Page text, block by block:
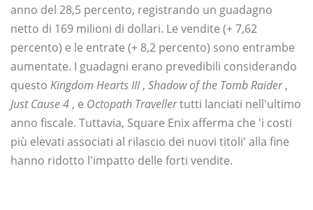
anno del 28,5 percento, registrando un guadagno
netto di 169 milioni di dollari. Le vendite (+ 7,62
percento) e le entrate (+ 8,2 percento) sono entrambe
aumentate. I guadagni erano prevedibili considerando
questo Kingdom Hearts III, Shadow of the Tomb Raider,
Just Cause 4 , e Octopath Travellertutti lanciati nell'ultimo
anno fiscale. Tuttavia, Square Enix afferma che 'i costi
più elevati associati al rilascio dei nuovi titoli' alla fine
hanno ridotto l'impatto delle forti vendite.